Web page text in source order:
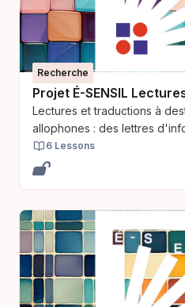
Recherche
Projet É-SENSIL
Lectures et traductions à
allophones : des lettres
consentement et des
SENSIL
6 Lessons